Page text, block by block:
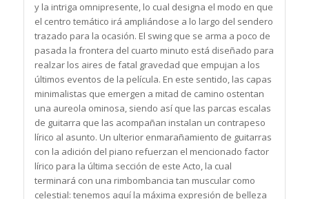
y la intriga omnipresente, lo cual designa el modo en que
el centro temático irá ampliándose a lo largo del sendero
trazado para la ocasión. El swing que se arma a poco de
pasada la frontera del cuarto minuto está diseñado para
realzar los aires de fatal gravedad que empujan a los
últimos eventos de la película. En este sentido, las capas
minimalistas que emergen a mitad de camino ostentan
una aureola ominosa, siendo así que las parcas escalas
de guitarra que las acompañan instalan un contrapeso
lírico al asunto. Un ulterior enmarañamiento de guitarras
con la adición del piano refuerzan el mencionado factor
lírico para la última sección de este Acto, la cual
terminará con una rimbombancia tan muscular como
celestial: tenemos aquí la máxima expresión de belleza